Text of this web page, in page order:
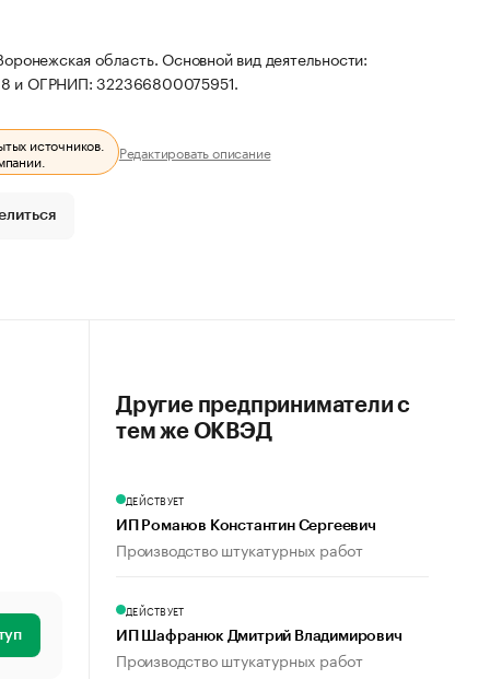
область. Основной вид деятельности:
и ОГРНИП: 322366800075951.
источников. Редактировать описание
Другие предприниматели с
тем же ОКВЭД
ДЕЙСТВУЕТ
ИП Романов Константин Сергеевич
Производство штукатурных работ
ДЕЙСТВУЕТ
ИП Шафранюк Дмитрий Владимирович
Производство штукатурных работ